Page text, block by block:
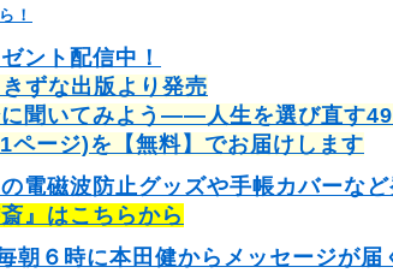
！
ント配信中！
ずな出版より発売
聞いてみよう――人生を選び直す
ページ)を【無料】でお届けします
電磁波防止グッズや手帳カバーな
』はこちらから
朝６時に本田健からメッセージが届